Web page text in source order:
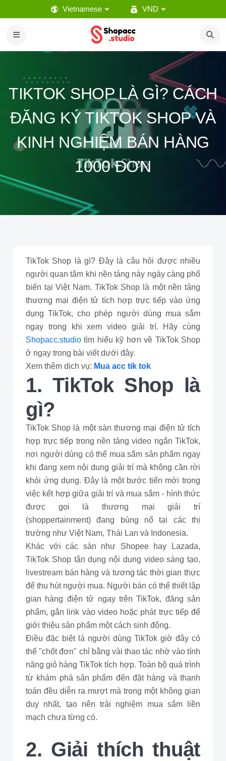
Vietnamese VND
TIKTOK SHOP LÀ GÌ? CÁCH
ĐĂNG KÝ TIKTOK SHOP VÀ
KINH NGHIỆM BÁN HÀNG
1000 ĐƠN
TikTok Shop là gì? Đây là câu hỏi được nhiều
người quan tâm khi nền tảng này ngày càng phổ
biến tại Việt Nam. TikTok Shop là một nền tảng
thương mại điện tử tích hợp trực tiếp vào ứng
dụng TikTok, cho phép người dùng mua sắm
ngay trong khi xem video giải trí. Hãy cùng
Shopacc.studio tìm hiểu kỹ hơn về TikTok Shop
ở ngay trong bài viết dưới đây.
Xem thêm dịch vụ: Mua acc tik tok
1. TikTok Shop là
gì?
TikTok Shop là một sàn thương mại điện tử tích
hợp trực tiếp trong nền tảng video ngắn TikTok,
nơi người dùng có thể mua sắm sản phẩm ngay
khi đang xem nội dung giải trí mà không cần rời
khỏi ứng dụng. Đây là một bước tiến mới trong
việc kết hợp giữa giải trí và mua sắm - hình thức
được gọi là thương mại giải trí
(shoppertainment) đang bùng nổ tại các thị
trường như Việt Nam, Thái Lan và Indonesia.
Khác với các sàn như Shopee hay Lazada,
TikTok Shop tận dụng nội dung video sáng tạo,
livestream bán hàng và tương tác thời gian thực
để thu hút người mua. Người bán có thể thiết lập
gian hàng điện tử ngay trên TikTok, đăng sản
phẩm, gắn link vào video hoặc phát trực tiếp để
giới thiệu sản phẩm một cách sinh động.
Điều đặc biệt là người dùng TikTok giờ đây có
thể "chốt đơn" chỉ bằng vài thao tác nhờ vào tính
năng giỏ hàng TikTok tích hợp. Toàn bộ quá trình
từ khám phá sản phẩm đến đặt hàng và thanh
toán đều diễn ra mượt mà trong một không gian
duy nhất, tạo nên trải nghiệm mua sắm liền
mạch chưa từng có.
2. Giải thích thuật